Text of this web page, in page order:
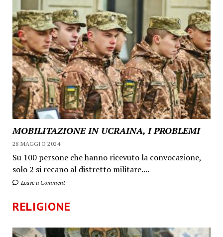
MOBILITAZIONE IN UCRAINA, I PROBLEMI
28 MAGGIO 2024
Su 100 persone che hanno ricevuto la convocazione,
solo 2 si recano al distretto militare....
Leave a Comment
RELIGIONE